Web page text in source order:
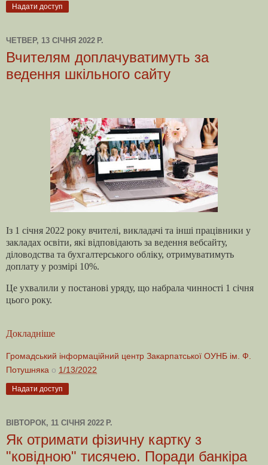
Надати доступ
ЧЕТВЕР, 13 СІЧНЯ 2022 Р.
Вчителям доплачуватимуть за
ведення шкільного сайту
Із 1 січня 2022 року вчителі, викладачі та інші працівники у
закладах освіти, які відповідають за ведення вебсайту,
діловодства та бухгалтерського обліку, отримуватимуть
доплату у розмірі 10%.
Це ухвалили у постанові уряду, що набрала чинності 1 січня
цього року.
Докладніше
Громадський інформаційний центр Закарпатської ОУНБ ім. Ф.
Потушняка о 1/13/2022
Надати доступ
ВІВТОРОК, 11 СІЧНЯ 2022 Р.
Як отримати фізичну картку з
"ковідною" тисячею. Поради банкіра